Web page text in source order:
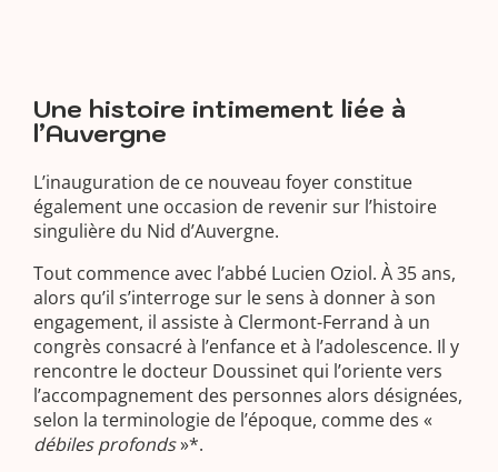
Une histoire intimement liée à
l’Auvergne
L’inauguration de ce nouveau foyer constitue
également une occasion de revenir sur l’histoire
singulière du Nid d’Auvergne.
Tout commence avec l’abbé Lucien Oziol. À 35 ans,
alors qu’il s’interroge sur le sens à donner à son
engagement, il assiste à Clermont-Ferrand à un
congrès consacré à l’enfance et à l’adolescence. Il y
rencontre le docteur Doussinet qui l’oriente vers
l’accompagnement des personnes alors désignées,
selon la terminologie de l’époque, comme des «
débiles profonds»*.